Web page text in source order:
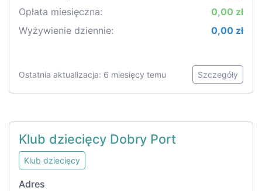
Opłata miesięczna:
0,00 zł
Wyżywienie dziennie:
0,00 zł
Ostatnia aktualizacja: 6 miesięcy temu Szczegóły
Klub dziecięcy Dobry Port
Klub dziecięcy
Adres